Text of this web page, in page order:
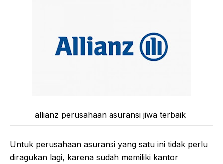
allianz perusahaan asuransi jiwa terbaik
Untuk perusahaan asuransi yang satu ini tidak perlu
diragukan lagi, karena sudah memiliki kantor